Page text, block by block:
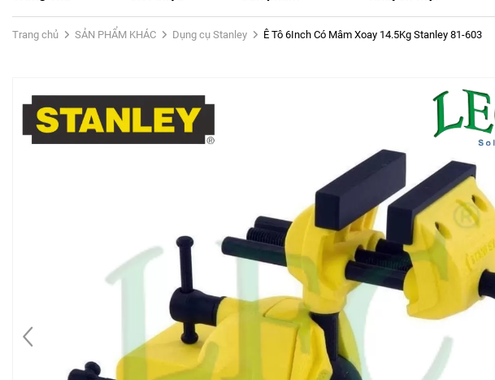
Trang chủ SẢN PHẨM KHÁC Dụng cụ Stanley Ê Tô 6Inch Có Mâm Xoay 14.5Kg Stanley 81-603